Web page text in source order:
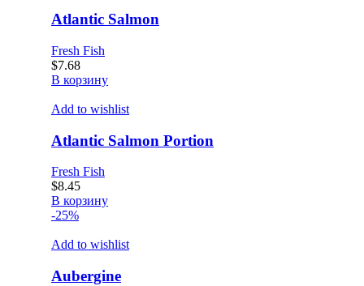
Atlantic Salmon
Fresh Fish
$7.68
В корзину
Add to wishlist
Atlantic Salmon Portion
Fresh Fish
$8.45
В корзину
-25%
Add to wishlist
Aubergine